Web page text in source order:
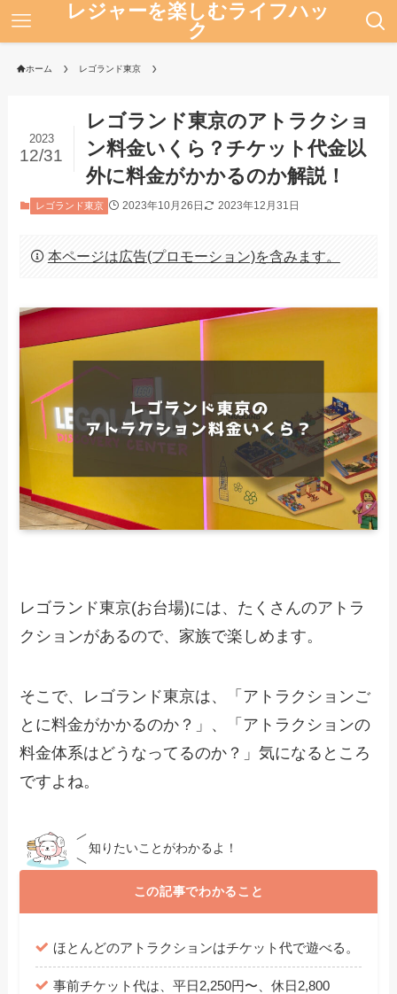
レジャーを楽しむライフハッ
ク
ホーム レゴランド東京
レゴランド東京のアトラクショ
ン料金いくら？チケット代金以
外に料金がかかるのか解説！
2023
12/31
レゴランド東京 2023年10月26日 2023年12月31日
本ページは広告(プロモーション)を含みます。
レゴランド東京(お台場)には、たくさんのアトラ
クションがあるので、家族で楽しめます。
そこで、レゴランド東京は、「アトラクションご
とに料金がかかるのか？」、「アトラクションの
料金体系はどうなってるのか？」気になるところ
ですよね。
知りたいことがわかるよ！
この記事でわかること
ほとんどのアトラクションはチケット代で遊べる。
事前チケット代は、平日2,250円〜、休日2,800